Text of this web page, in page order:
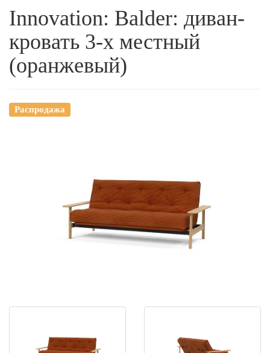
Innovation: Balder: диван-
кровать 3-х местный
(оранжевый)
Распродажа